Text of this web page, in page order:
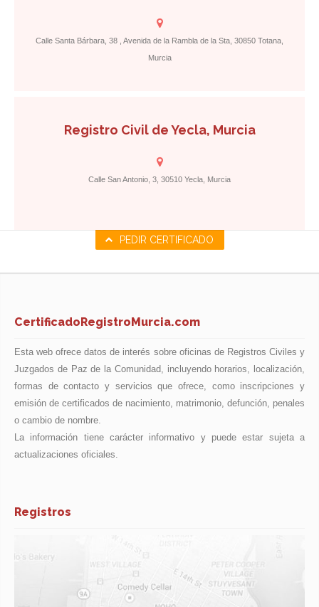
Calle Santa Bárbara, 38 , Avenida de la Rambla de la Sta, 30850 Totana,
Murcia
Registro Civil de Yecla, Murcia
Calle San Antonio, 3, 30510 Yecla, Murcia
PEDIR CERTIFICADO
CertificadoRegistroMurcia.com
Esta web ofrece datos de interés sobre oficinas de Registros Civiles y
Juzgados de Paz de la Comunidad, incluyendo horarios, localización,
formas de contacto y servicios que ofrece, como inscripciones y
emisión de certificados de nacimiento, matrimonio, defunción, penales
o cambio de nombre.
La información tiene carácter informativo y puede estar sujeta a
actualizaciones oficiales.
Registros